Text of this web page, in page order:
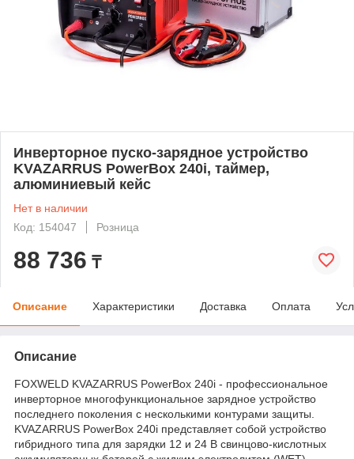
Инверторное пуско-зарядное устройство
KVAZARRUS PowerBox 240i, таймер,
алюминиевый кейс
Нет в наличии
Код: 154047
Розница
88 736 ₸
Описание Характеристики Доставка Оплата
Описание
FOXWELD KVAZARRUS PowerBox 240i - профессиональное
инверторное многофункциональное зарядное устройство
последнего поколения с несколькими контурами защиты.
KVAZARRUS PowerBox 240i представляет собой устройство
гибридного типа для зарядки 12 и 24 В свинцово-кислотных